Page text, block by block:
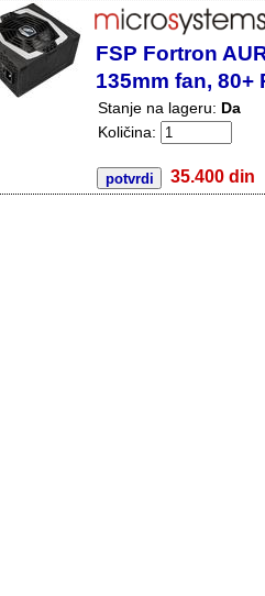
FSP Fortron
135mm fan, 80+
Stanje na lageru: Da
Količina:
35.400 din